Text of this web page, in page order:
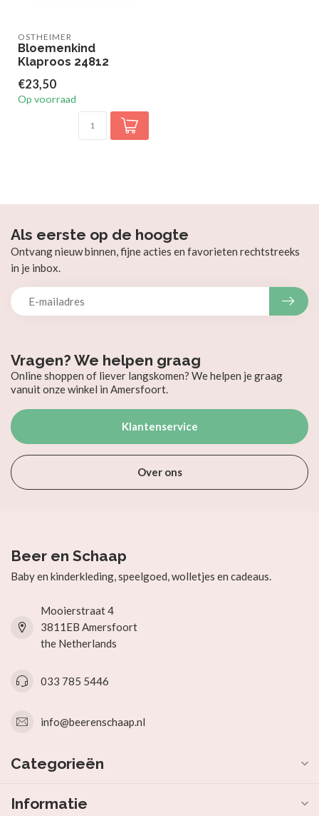
OSTHEIMER
Bloemenkind
Klaproos 24812
€23,50
Op voorraad
Vragen? We helpen graag
Online shoppen of liever langskomen? We helpen je graag
vanuit onze winkel in Amersfoort.
Klantenservice
Over ons
Als eerste op de hoogte
Ontvang nieuw binnen, fijne acties en favorieten rechtstreeks
in je inbox.
Beer en Schaap
Baby en kinderkleding, speelgoed, wolletjes en cadeaus.
Mooierstraat 4
3811EB Amersfoort
the Netherlands
033 785 5446
info@beerenschaap.nl
Categorieën
Informatie